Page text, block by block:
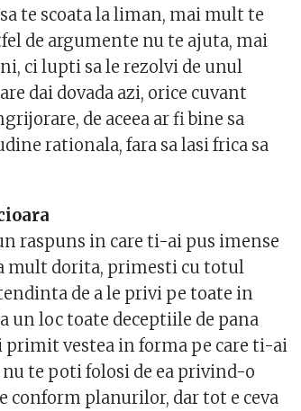
te scoata la liman, mai mult te
de argumente nu te ajuta, mai
ci lupti sa le rezolvi de unul
dai dovada azi, orice cuvant
de aceea ar fi bine sa
rationala, fara sa lasi frica sa
raspuns in care ti-ai pus imense
mult dorita, primesti cu totul
de a le privi pe toate in
un loc toate deceptiile de pana
primit vestea in forma pe care ti-ai
te poti folosi de ea privind-o
conform planurilor, dar tot e ceva